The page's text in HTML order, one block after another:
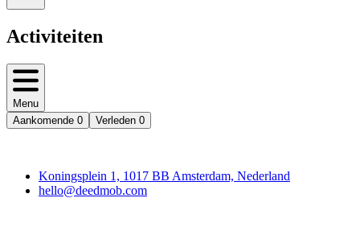
Activiteiten
Menu
Aankomende 0 Verleden 0
Koningsplein 1, 1017 BB Amsterdam, Nederland
hello@deedmob.com